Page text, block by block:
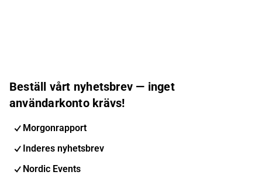
Beställ vårt nyhetsbrev — inget
användarkonto krävs!
Morgonrapport
Inderes nyhetsbrev
Nordic Events